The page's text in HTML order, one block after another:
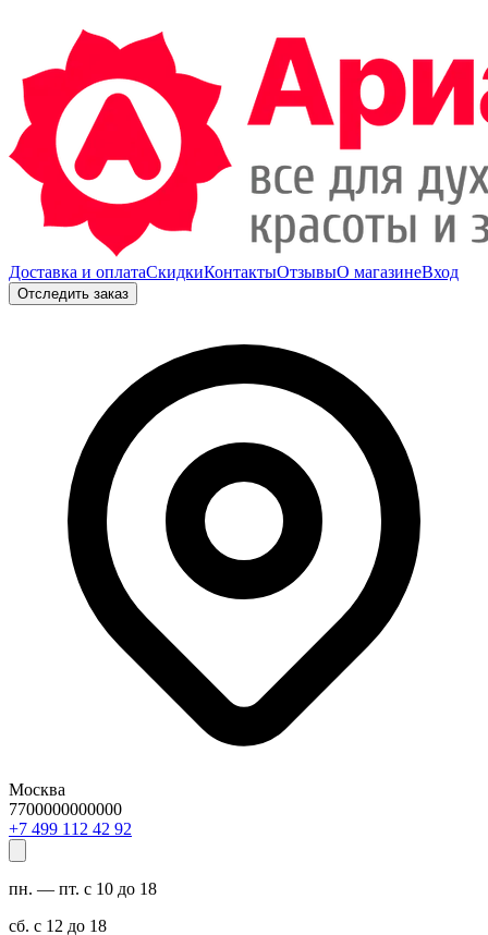
Доставка и оплатаСкидкиКонтактыОтзывыО магазинеВход
Отследить заказ
Москва
7700000000000
29 24 211 994 7+
пн. — пт. с 10 до 18
сб. с 12 до 18